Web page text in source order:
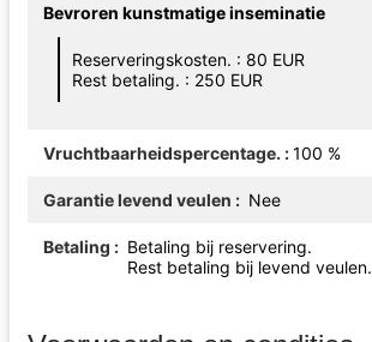
Bevroren kunstmatige inseminatie
Reserveringskosten. : 80 EUR
Rest betaling. : 250 EUR
Vruchtbaarheidspercentage. 100 %
Garantie levend veulen Nee
Betaling
Betaling bij reservering.
Rest betaling bij levend veulen.